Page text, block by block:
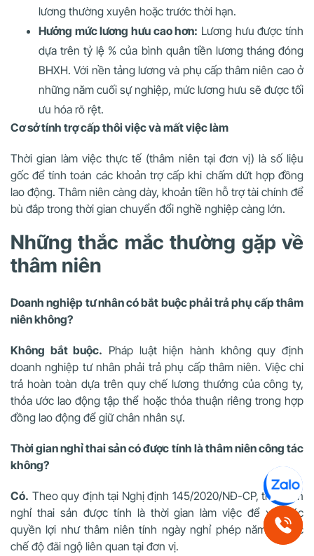
lương thường xuyên hoặc trước thời hạn.
Hưởng mức lương hưu cao hơn: Lương hưu được tính
dựa trên tỷ lệ % của bình quân tiền lương tháng đóng
BHXH. Với nền tảng lương và phụ cấp thâm niên cao ở
những năm cuối sự nghiệp, mức lương hưu sẽ được tối
ưu hóa rõ rệt.
Cơ sở tính trợ cấp thôi việc và mất việc làm
Thời gian làm việc thực tế (thâm niên tại đơn vị) là số liệu
gốc để tính toán các khoản trợ cấp khi chấm dứt hợp đồng
lao động. Thâm niên càng dày, khoản tiền hỗ trợ tài chính để
bù đắp trong thời gian chuyển đổi nghề nghiệp càng lớn.
Những thắc mắc thường gặp về
thâm niên
Doanh nghiệp tư nhân có bắt buộc phải trả phụ cấp thâm
niên không?
Không bắt buộc. Pháp luật hiện hành không quy định
doanh nghiệp tư nhân phải trả phụ cấp thâm niên. Việc chi
trả hoàn toàn dựa trên quy chế lương thưởng của công ty,
thỏa ước lao động tập thể hoặc thỏa thuận riêng trong hợp
đồng lao động để giữ chân nhân sự.
Thời gian nghỉ thai sản có được tính là thâm niên công tác
không?
Có. Theo quy định tại Nghị định 145/2020/NĐ-CP, thời gian
nghỉ thai sản được tính là thời gian làm việc để xét các
quyền lợi như thâm niên tính ngày nghỉ phép năm và các
chế độ đãi ngộ liên quan tại đơn vị.